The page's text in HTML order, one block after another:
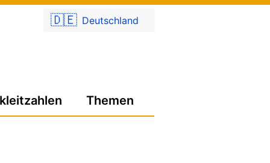
🇩🇪 Deutschland
Themen